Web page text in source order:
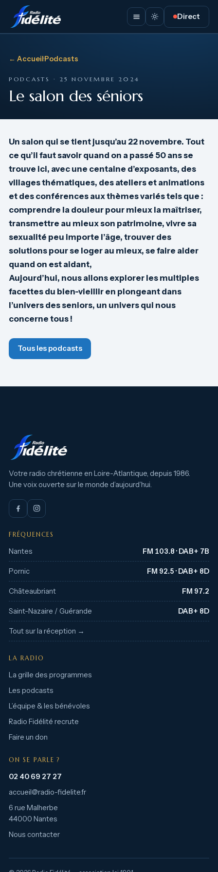
Direct
← Accueil·Podcasts
PODCASTS · 25 NOVEMBRE 2024
Le salon des séniors
Un salon qui se tient jusqu’au 22 novembre. Tout
ce qu’il faut savoir quand on a passé 50 ans se
trouve ici, avec une centaine d’exposants, des
villages thématiques, des ateliers et animations
et des conférences aux thèmes variés tels que :
comprendre la douleur pour mieux la maîtriser,
transmettre au mieux son patrimoine, vivre sa
sexualité peu importe l’âge, trouver des
solutions pour se loger au mieux, se faire aider
quand on est aidant,
Aujourd’hui, nous allons explorer les multiples
facettes du bien-vieillir en plongeant dans
l’univers des seniors, un univers qui nous
concerne tous !
Tous les podcasts
Votre radio chrétienne en Loire-Atlantique, depuis 1986.
Une voix ouverte sur le monde d’aujourd’hui.
FRÉQUENCES
Nantes FM 103.8 · DAB+ 7B
Pornic FM 92.5 · DAB+ 8D
Châteaubriant FM 97.2
Saint-Nazaire / Guérande DAB+ 8D
Tout sur la réception →
LA RADIO
La grille des programmes
Les podcasts
L’équipe & les bénévoles
Radio Fidélité recrute
Faire un don
ON SE PARLE ?
02 40 69 27 27
accueil@radio-fidelite.fr
6 rue Malherbe
44000 Nantes
Nous contacter